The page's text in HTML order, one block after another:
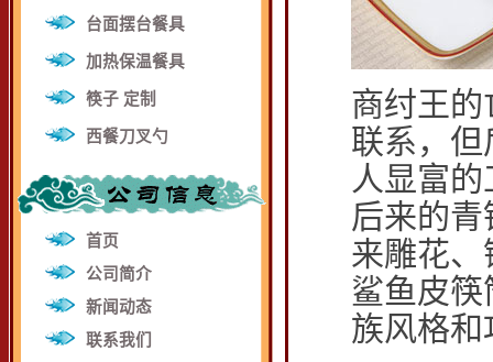
台面摆台餐具
加热保温餐具
筷子 定制
西餐刀叉勺
首页
公司简介
新闻动态
联系我们
商纣王
联系，
人显富
后来的
来雕花
鲨鱼皮
族风格